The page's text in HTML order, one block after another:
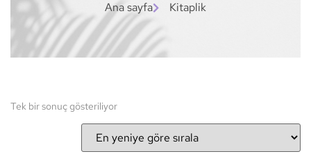
Ana sayfa Kitaplik
Tek bir sonuç gösteriliyor